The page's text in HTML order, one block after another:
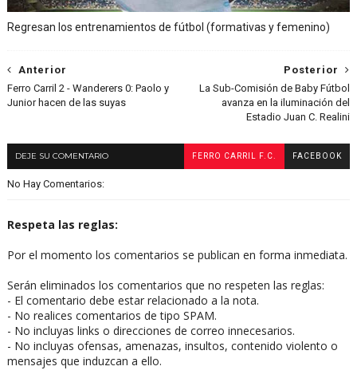
Regresan los entrenamientos de fútbol (formativas y femenino)
Posterior
La Sub-Comisión de Baby Fútbol
avanza en la iluminación del
Estadio Juan C. Realini
Anterior
Ferro Carril 2 - Wanderers 0: Paolo y
Junior hacen de las suyas
DEJE SU COMENTARIO FERRO CARRIL F.C. FACEBOOK
No Hay Comentarios:
Respeta las reglas:
Por el momento los comentarios se publican en forma inmediata.
Serán eliminados los comentarios que no respeten las reglas:
- El comentario debe estar relacionado a la nota.
- No realices comentarios de tipo SPAM.
- No incluyas links o direcciones de correo innecesarios.
- No incluyas ofensas, amenazas, insultos, contenido violento o
mensajes que induzcan a ello.